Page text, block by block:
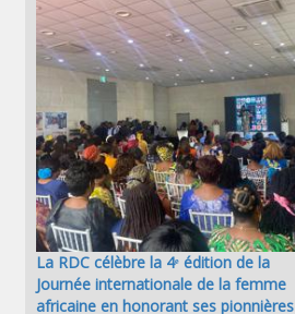
La RDC célèbre la 4ᵉ édition de la
Journée internationale de la femme
africaine en honorant ses pionnières